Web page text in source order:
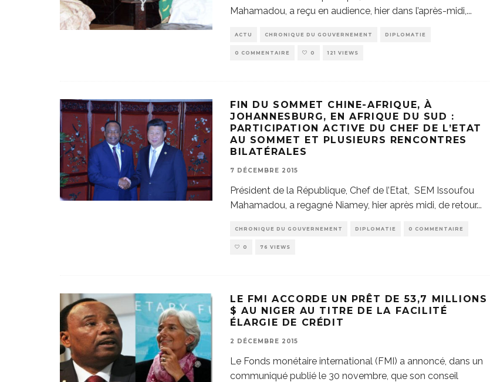
Mahamadou, a reçu en audience, hier dans l’après-midi,...
ACTU CHRONIQUE DU GOUVERNEMENT DIPLOMATIE
0 COMMENTAIRE 0 121 VIEWS
FIN DU SOMMET CHINE-AFRIQUE, À
JOHANNESBURG, EN AFRIQUE DU SUD :
PARTICIPATION ACTIVE DU CHEF DE L’ETAT
AU SOMMET ET PLUSIEURS RENCONTRES
BILATÉRALES
7 DÉCEMBRE 2015
Président de la République, Chef de l’Etat, SEM Issoufou
Mahamadou, a regagné Niamey, hier après midi, de retour...
CHRONIQUE DU GOUVERNEMENT DIPLOMATIE 0 COMMENTAIRE
0 76 VIEWS
LE FMI ACCORDE UN PRÊT DE 53,7 MILLIONS
$ AU NIGER AU TITRE DE LA FACILITÉ
ÉLARGIE DE CRÉDIT
2 DÉCEMBRE 2015
Le Fonds monétaire international (FMI) a annoncé, dans un
communiqué publié le 30 novembre, que son conseil